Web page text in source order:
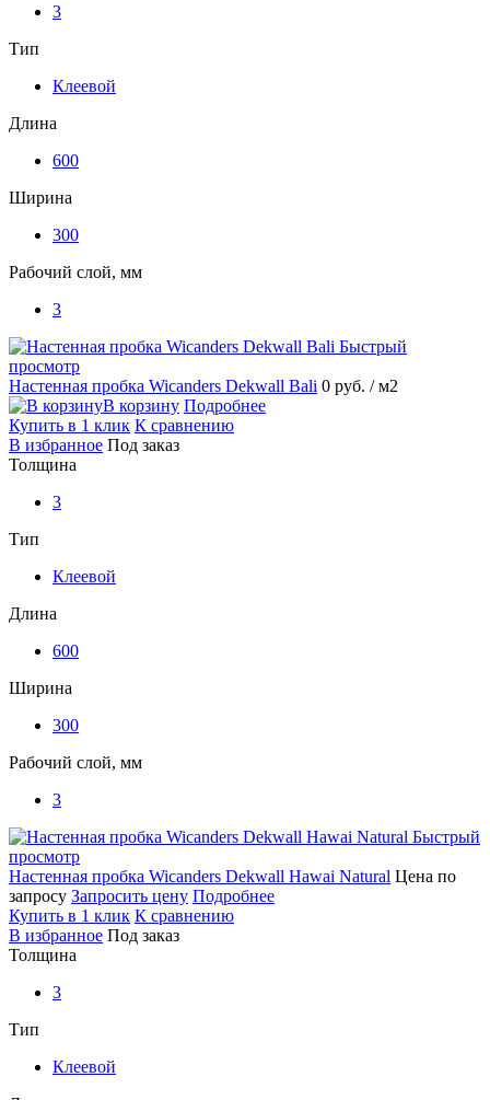
3
Тип
Клеевой
Длина
600
Ширина
300
Рабочий слой, мм
3
Быстрый
просмотр
Настенная пробка Wicanders Dekwall Bali 0 руб. / м2
В корзину Подробнее
Купить в 1 клик К сравнению
В избранное Под заказ
Толщина
3
Тип
Клеевой
Длина
600
Ширина
300
Рабочий слой, мм
3
Быстрый
просмотр
Настенная пробка Wicanders Dekwall Hawai Natural Цена по
запросу Запросить цену Подробнее
Купить в 1 клик К сравнению
В избранное Под заказ
Толщина
3
Тип
Клеевой